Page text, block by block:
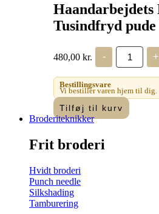
Haandarbejdets
Tusindfryd
480,00 kr. -
Fremme
-
Tusindfryd
pude
VO
antal
+
Bestillingsvare
Vi bestiller varen hjem til dig.
Tilføj til kurv
Broderiteknikker
Frit broderi
Hvidt broderi
Punch needle
Silkshading
Tamburering